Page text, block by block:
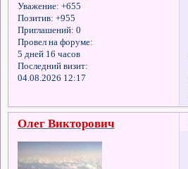
Уважение: +655
Позитив: +955
Приглашений: 0
Провел на форуме:
5 дней 16 часов
Последний визит:
04.08.2026 12:17
Олег Викторович